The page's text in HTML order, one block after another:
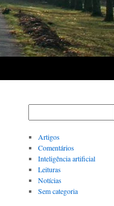
Artigos
Comentários
Inteligência artificial
Leituras
Notícias
Sem categoria